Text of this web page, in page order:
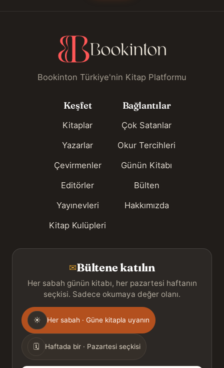
Bookinton Türkiye'nin Kitap Platformu
Keşfet
Kitaplar
Yazarlar
Çevirmenler
Editörler
Yayınevleri
Kitap Kulüpleri
Bağlantılar
Çok Satanlar
Okur Tercihleri
Günün Kitabı
Bülten
Hakkımızda
✉Bültene katılın
Her sabah günün kitabı, her pazartesi haftanın
seçkisi. Sadece okumaya değer olanı.
Gönderim
sıklığı
☀ Her sabah · Güne kitapla uyanın
🗓 Haftada bir · Pazartesi seçkisi